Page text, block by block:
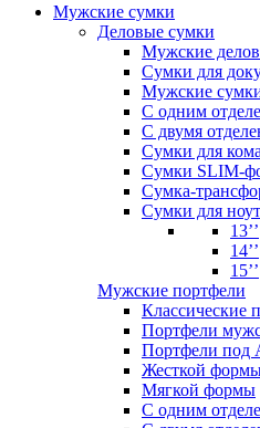
Мужские сумки
Деловые сумки
Мужские
Сумки для
Мужские
С одним
С двумя
Сумки для
Сумки SLIM-
Сумка-
Сумки для
13’’
14’’
15’’
Мужские портфели
Классические
Портфели
Портфели под
Жесткой
Мягкой формы
С одним